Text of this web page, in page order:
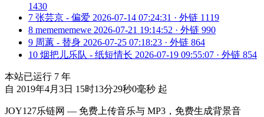
1430
7 张芸京 - 偏爱 2026-07-14 07:24:31 · 外链 1119
8 memememewe 2026-07-21 19:14:52 · 外链 990
9 周蕙 - 替身 2026-07-25 07:18:23 · 外链 864
10 烟把儿乐队 - 纸短情长 2026-07-19 09:55:07 · 外链 854
本站已运行 7 年
自 2019年4月3日 15时13分29秒0毫秒 起
JOY127乐链网 — 免费上传音乐与 MP3，免费生成背景音